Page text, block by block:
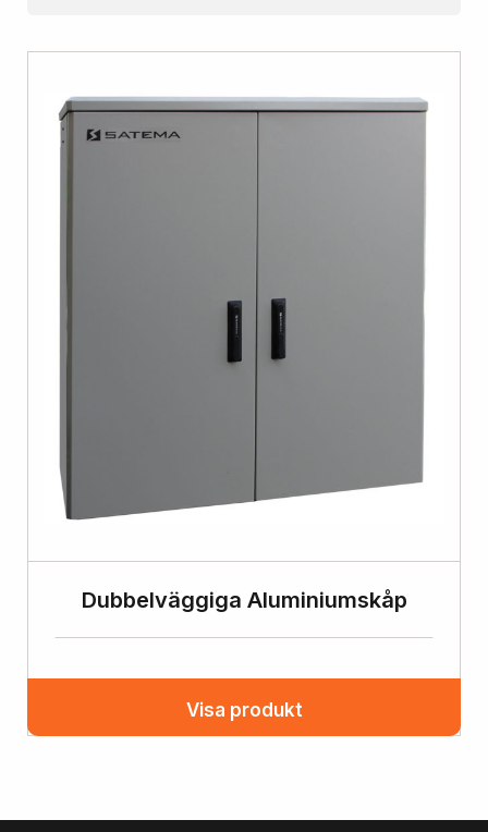
Dubbelväggiga Aluminiumskåp
Visa produkt